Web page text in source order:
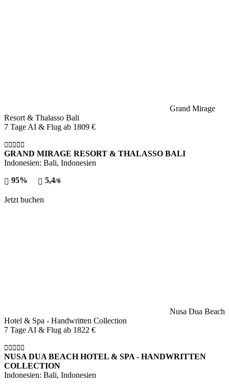
Grand Mirage
Resort & Thalasso Bali
7 Tage AI & Flug ab 1809 €
GRAND MIRAGE RESORT & THALASSO BALI
Indonesien: Bali, Indonesien
95%
5,4/6
Jetzt buchen
Nusa Dua Beach
Hotel & Spa - Handwritten Collection
7 Tage AI & Flug ab 1822 €
NUSA DUA BEACH HOTEL & SPA - HANDWRITTEN
COLLECTION
Indonesien: Bali, Indonesien